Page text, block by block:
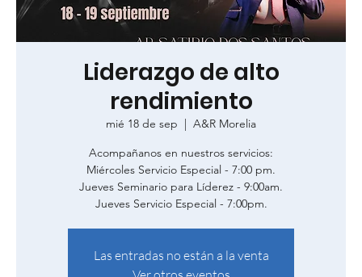
Liderazgo de alto
rendimiento
mié 18 de sep
  |
A&R Morelia
Acompañanos en nuestros servicios:
Miércoles Servicio Especial - 7:00 pm.
Jueves Seminario para Líderez - 9:00am.
Jueves Servicio Especial - 7:00pm.
Las entradas no están a la venta